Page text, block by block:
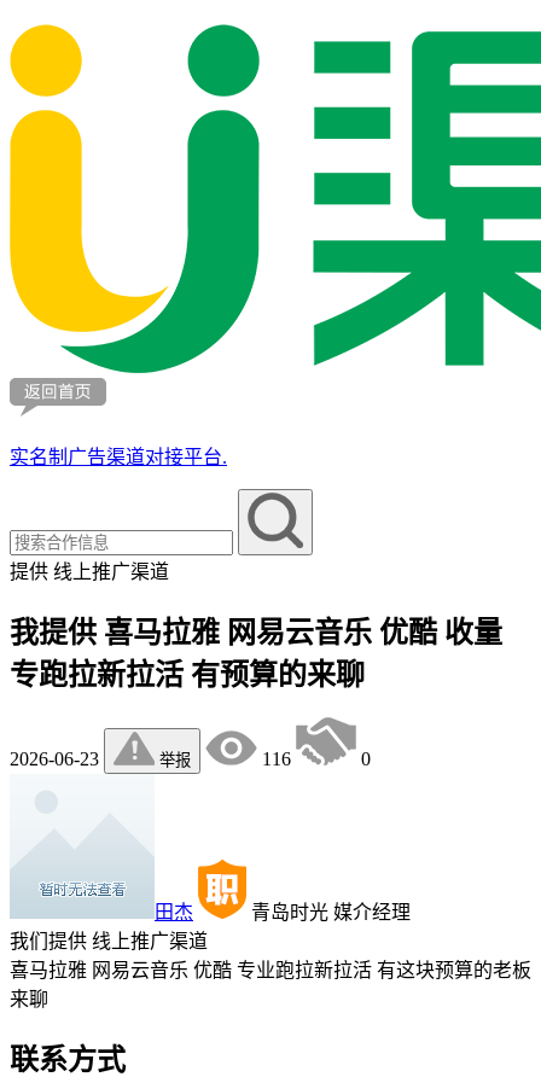
实名制广告渠道对接平台.
提供 线上推广渠道
我提供 喜马拉雅 网易云音乐 优酷 收量
专跑拉新拉活 有预算的来聊
2026-06-23 举报 116 0
田杰 青岛时光 媒介经理
我们提供 线上推广渠道
喜马拉雅 网易云音乐 优酷 专业跑拉新拉活 有这块预算的老板
来聊
联系方式